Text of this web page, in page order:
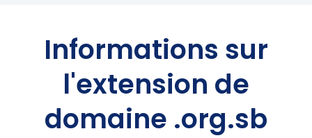
Informations sur
l'extension de
domaine .org.sb